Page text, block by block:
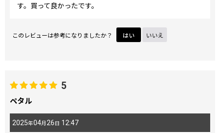
す。買って良かったです。
このレビューは参考になりましたか？ はい いいえ
5
ペタル
2025年04月 26 日 12:47